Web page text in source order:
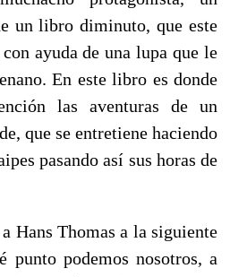
un libro diminuto, que este
ayuda de una lupa que le
En este libro es donde
las aventuras de un
que se entretiene haciendo
pasando así sus horas de
Hans Thomas a la siguiente
punto podemos nosotros, a